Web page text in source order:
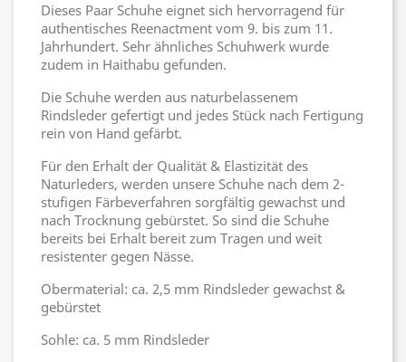
Dieses Paar Schuhe eignet sich hervorragend für
authentisches Reenactment vom 9. bis zum 11.
Jahrhundert. Sehr ähnliches Schuhwerk wurde
zudem in Haithabu gefunden.
Die Schuhe werden aus naturbelassenem
Rindsleder gefertigt und jedes Stück nach Fertigung
rein von Hand gefärbt.
Für den Erhalt der Qualität & Elastizität des
Naturleders, werden unsere Schuhe nach dem 2-
stufigen Färbeverfahren sorgfältig gewachst und
nach Trocknung gebürstet. So sind die Schuhe
bereits bei Erhalt bereit zum Tragen und weit
resistenter gegen Nässe.
Obermaterial: ca. 2,5 mm Rindsleder gewachst &
gebürstet
Sohle: ca. 5 mm Rindsleder